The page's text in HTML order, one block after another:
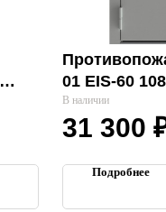
01 EIS-60
В наличии
31 300
Подробнее